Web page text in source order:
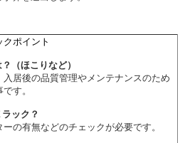
ポイント
（ほこりなど）
居後の品質管理やメンテナンスのため
す。
ック？
の有無などのチェックが必要です。